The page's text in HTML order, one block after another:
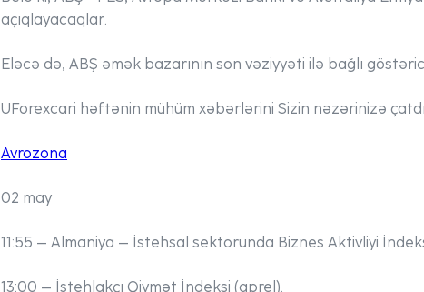
açıqlayacaqlar.
Eləcə də, ABŞ əmək bazarının son vəziyyəti ilə bağlı
UForexcari həftənin mühüm xəbərlərini Sizin nəzərinizə
Avrozona
02 may
11:55 – Almaniya – İstehsal sektorunda Biznes Aktivliyi
13:00 – İstehlakçı Qiymət İndeksi (aprel).